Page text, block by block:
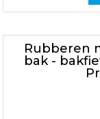
Rubberen
bak -